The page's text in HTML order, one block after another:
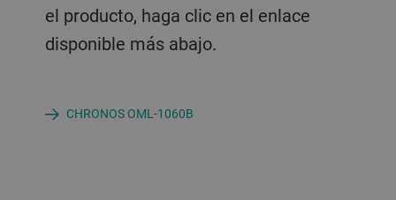
el producto, haga clic en el enlace
disponible más abajo.
CHRONOS OML-1060B